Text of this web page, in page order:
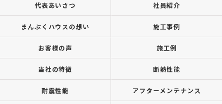
代表あいさつ 社員紹介
まんぷくハウスの想い 施工事例
お客様の声 施工例
当社の特徴 断熱性能
耐震性能 アフターメンテナンス